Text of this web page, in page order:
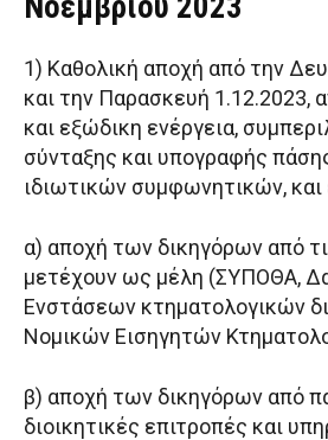
1) Καθολική αποχή από την
και την Παρασκευή 1.12.2023,
και εξώδικη ενέργεια,
σύνταξης και υπογραφής
ιδιωτικών συμφωνητικών, και
α) αποχή των δικηγόρων από
μετέχουν ως μέλη (ΣΥΠΟΘΑ,
Ενστάσεων κτηματολογικών
Νομικών Εισηγητών
β) αποχή των δικηγόρων από
διοικητικές επιτροπές και